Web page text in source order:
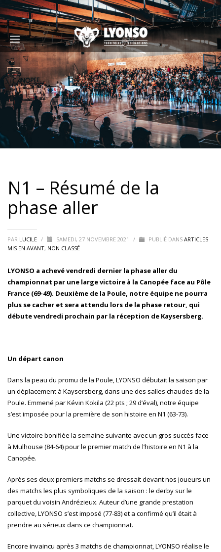
N1 – Résumé de la
phase aller
PAR LUCILE / SAMEDI, 27 NOVEMBRE 2021 / PUBLIÉ DANS ARTICLES
MIS EN AVANT, NON CLASSÉ
LYONSO a achevé vendredi dernier la phase aller du
championnat par une large victoire à la Canopée face au Pôle
France (69-49). Deuxième de la Poule, notre équipe ne pourra
plus se cacher et sera attendu lors de la phase retour, qui
débute vendredi prochain par la réception de Kaysersberg.
Un départ canon
Dans la peau du promu de la Poule, LYONSO débutait la saison par
un déplacement à Kaysersberg, dans une des salles chaudes de la
Poule. Emmené par Kévin Kokila (22 pts ; 29 d’éval), notre équipe
s’est imposée pour la première de son histoire en N1 (63-73).
Une victoire bonifiée la semaine suivante avec un gros succès face
à Mulhouse (84-64) pour le premier match de l’histoire en N1 à la
Canopée.
Après ses deux premiers matchs se dressait devant nos joueurs un
des matchs les plus symboliques de la saison : le derby sur le
parquet du voisin Andrézieux. Auteur d’une grande prestation
collective, LYONSO s’est imposé (77-83) et a confirmé qu’il était à
prendre au sérieux dans ce championnat.
Encore invaincu après 3 matchs de championnat, LYONSO réalise le